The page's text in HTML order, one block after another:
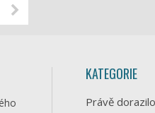
KATEGORIE
Právě dorazilo